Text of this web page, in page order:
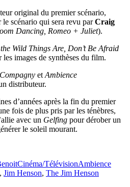
original du premier scénario,
le scénario qui sera revu parCraig
Dancing, Romeo + Juliet).
Wild Things Are, Don’t Be Afraid
images de synthèses du film.
et Ambience
distributeur.
d’années après la fin du premier
fois de plus pris par les ténèbres,
avec un Gelfing pour dérober un
le soleil mourant.
Catégories
Cinéma/TélévisionÉtiquettes
Ambience
, Jim Henson, The Jim Henson